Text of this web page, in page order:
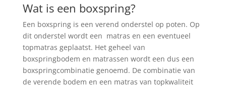
Wat is een boxspring?
Een boxspring is een verend onderstel op poten. Op
dit onderstel wordt een matras en een eventueel
topmatras geplaatst. Het geheel van
boxspringbodem en matrassen wordt een dus een
boxspringcombinatie genoemd. De combinatie van
de verende bodem en een matras van topkwaliteit